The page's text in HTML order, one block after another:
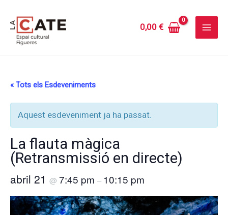
contingut
0,00 €
« Tots els Esdeveniments
Aquest esdeveniment ja ha passat.
La flauta màgica
(Retransmissió en directe)
abril 21 @ 7:45 pm – 10:15 pm